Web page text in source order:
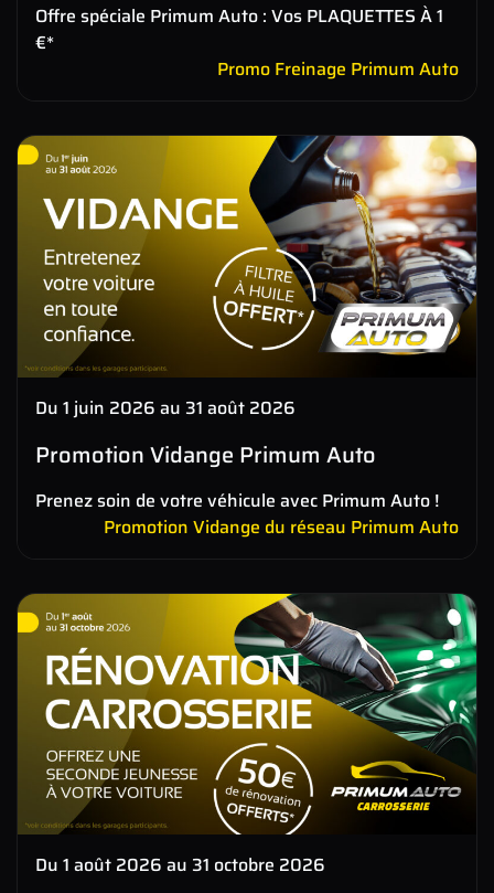
Offre spéciale Primum Auto : Vos PLAQUETTES À 1
€*
Promo Freinage Primum Auto
Du 1 juin 2026 au 31 août 2026
Promotion Vidange Primum Auto
Prenez soin de votre véhicule avec Primum Auto !
Promotion Vidange du réseau Primum Auto
Du 1 août 2026 au 31 octobre 2026